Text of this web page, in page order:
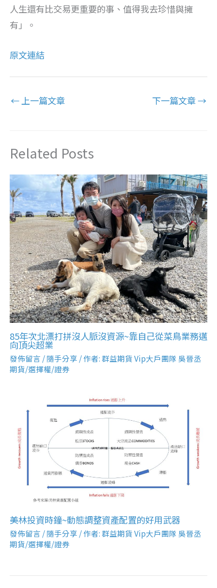
人生還有比交易更重要的事、值得我去珍惜與擁
有」。
原文連結
← 上一篇文章 下一篇文章→
Related Posts
85年次北漂打拼沒人脈沒資源~靠自己從菜鳥業務邁
向頂尖超業
發佈留言 /隨手分享 / 作者:群益期貨 Vip大戶團隊 吳晉丞
期貨/選擇權/證券
美林投資時鐘~動態調整資產配置的好用武器
發佈留言 /隨手分享 / 作者:群益期貨 Vip大戶團隊 吳晉丞
期貨/選擇權/證券